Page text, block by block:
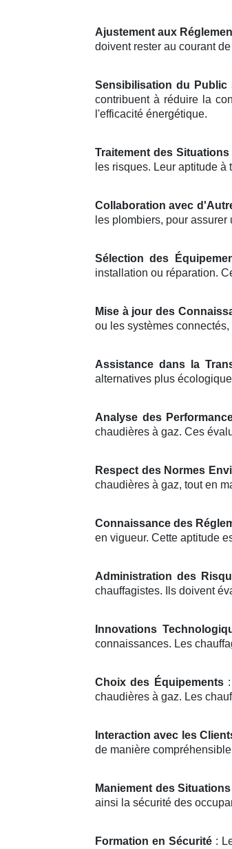
Ajustement aux
doivent rester au courant
Sensibilisation du Public
contribuent à réduire la
l'efficacité énergétique.
Traitement des
les risques. Leur aptitude
Collaboration avec
les plombiers, pour
Sélection des
installation ou réparation.
Mise à jour des
ou les systèmes
Assistance dans la
alternatives plus
Analyse des
chaudières à gaz. Ces
Respect des Normes
chaudières à gaz, tout en
Connaissance des
en vigueur. Cette aptitude
Administration des
chauffagistes. Ils doivent
Innovations
connaissances. Les
Choix des Équipements:
chaudières à gaz. Les
Interaction avec les
de manière
Maniement des
ainsi la sécurité des
Formation en Sécurité :